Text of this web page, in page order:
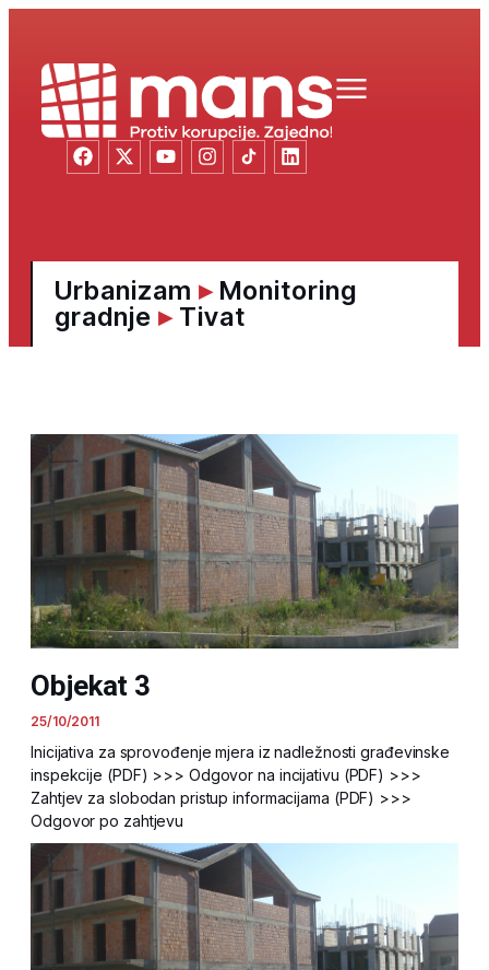
Urbanizam ▸Monitoring
gradnje ▸Tivat
Objekat 3
25/10/2011
Inicijativa za sprovođenje mjera iz nadležnosti građevinske
inspekcije (PDF) >>> Odgovor na incijativu (PDF) >>>
Zahtjev za slobodan pristup informacijama (PDF) >>>
Odgovor po zahtjevu